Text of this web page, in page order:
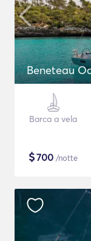
Beneteau
Barca a vela
$700 /notte